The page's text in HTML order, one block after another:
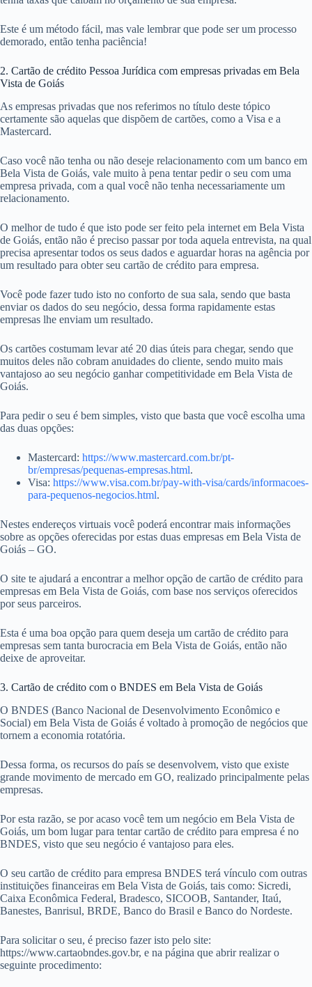
Este é um método fácil, mas vale lembrar que pode ser um processo
demorado, então tenha paciência!
2. Cartão de crédito Pessoa Jurídica com empresas privadas em Bela
Vista de Goiás
As empresas privadas que nos referimos no título deste tópico
certamente são aquelas que dispõem de cartões, como a Visa e a
Mastercard.
Caso você não tenha ou não deseje relacionamento com um banco em
Bela Vista de Goiás, vale muito à pena tentar pedir o seu com uma
empresa privada, com a qual você não tenha necessariamente um
relacionamento.
O melhor de tudo é que isto pode ser feito pela internet em Bela Vista
de Goiás, então não é preciso passar por toda aquela entrevista, na qual
precisa apresentar todos os seus dados e aguardar horas na agência por
um resultado para obter seu cartão de crédito para empresa.
Você pode fazer tudo isto no conforto de sua sala, sendo que basta
enviar os dados do seu negócio, dessa forma rapidamente estas
empresas lhe enviam um resultado.
Os cartões costumam levar até 20 dias úteis para chegar, sendo que
muitos deles não cobram anuidades do cliente, sendo muito mais
vantajoso ao seu negócio ganhar competitividade em Bela Vista de
Goiás.
Para pedir o seu é bem simples, visto que basta que você escolha uma
das duas opções:
Mastercard: https://www.mastercard.com.br/pt-
br/empresas/pequenas-empresas.html.
Visa: https://www.visa.com.br/pay-with-visa/cards/informacoes-
para-pequenos-negocios.html.
Nestes endereços virtuais você poderá encontrar mais informações
sobre as opções oferecidas por estas duas empresas em Bela Vista de
Goiás – GO.
O site te ajudará a encontrar a melhor opção de cartão de crédito para
empresas em Bela Vista de Goiás, com base nos serviços oferecidos
por seus parceiros.
Esta é uma boa opção para quem deseja um cartão de crédito para
empresas sem tanta burocracia em Bela Vista de Goiás, então não
deixe de aproveitar.
3. Cartão de crédito com o BNDES em Bela Vista de Goiás
O BNDES (Banco Nacional de Desenvolvimento Econômico e
Social) em Bela Vista de Goiás é voltado à promoção de negócios que
tornem a economia rotatória.
Dessa forma, os recursos do país se desenvolvem, visto que existe
grande movimento de mercado em GO, realizado principalmente pelas
empresas.
Por esta razão, se por acaso você tem um negócio em Bela Vista de
Goiás, um bom lugar para tentar cartão de crédito para empresa é no
BNDES, visto que seu negócio é vantajoso para eles.
O seu cartão de crédito para empresa BNDES terá vínculo com outras
instituições financeiras em Bela Vista de Goiás, tais como: Sicredi,
Caixa Econômica Federal, Bradesco, SICOOB, Santander, Itaú,
Banestes, Banrisul, BRDE, Banco do Brasil e Banco do Nordeste.
Para solicitar o seu, é preciso fazer isto pelo site:
https://www.cartaobndes.gov.br, e na página que abrir realizar o
seguinte procedimento: